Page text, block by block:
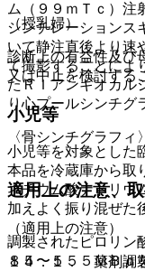
（授乳婦）
診断上の有益性及び
又は中止を検討する
小児等
小児等を対象とした
適用上の注意、
（適用上の注意）
１４．１． 薬剤調
ム（９９ｍＴｃ）注
シンチレーションス
いて静注直後より速
て撮影することによ
たＲＩアンギオカル
り心プールシンチグ
〈骨シンチグラフィ〉
本品を冷蔵庫から取
ネチウム酸ナトリウ
加えよく振り混ぜた
調製されたピロリン
８５〜５５５ＭＢｑ